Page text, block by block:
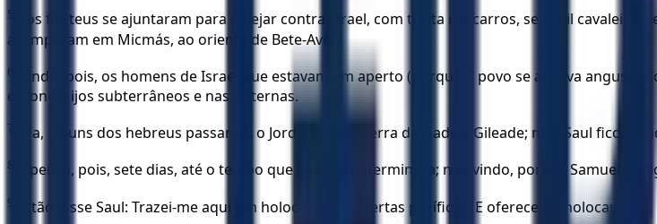
5
E os filisteus se ajuntaram para pelejar contra Israel, com trinta mil carros, seis mil
acamparam em Micmás, ao oriente de Bete-Aven.
6
Vendo, pois, os homens de Israel que estavam em aperto (porque o povo se achava
esconderijos subterrâneos e nas cisternas.
7 Ora, alguns dos hebreus passaram o Jordão para a terra de Gade e Gileade; mas Saul ficou
8 Esperou, pois, sete dias, até o tempo que Samuel determinara; não vindo, porém, Samuel a
9 Então disse Saul: Trazei-me aqui um holocausto, e ofertas pacíficas. E ofereceu o holocausto.